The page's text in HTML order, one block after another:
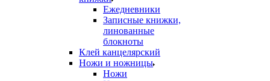
Ежедневники
Записные книжки,
линованные
блокноты
Клей канцелярский
Ножи и ножницы
Ножи